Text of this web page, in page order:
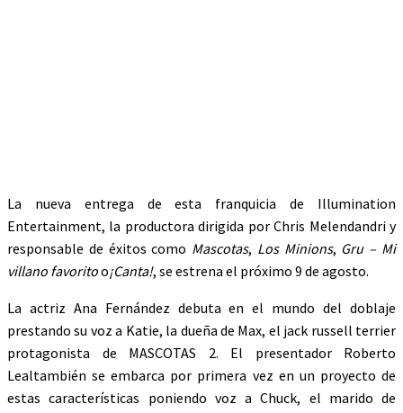
La nueva entrega de esta franquicia de Illumination
Entertainment, la productora dirigida por Chris Melendandri y
responsable de éxitos como Mascotas, Los Minions, Gru – Mi
villano favoritoo¡Canta!, se estrena el próximo 9 de agosto.
La actriz Ana Fernández debuta en el mundo del doblaje
prestando su voz a Katie, la dueña de Max, el jack russell terrier
protagonista de MASCOTAS 2. El presentador Roberto
Lealtambién se embarca por primera vez en un proyecto de
estas características poniendo voz a Chuck, el marido de